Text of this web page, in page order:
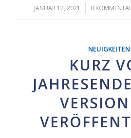
JANUAR 12, 2021
/ 0 /
NEUIGKEITEN
KURZ